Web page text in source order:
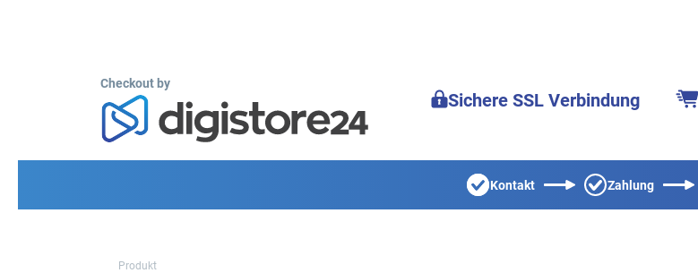
Checkout by
Sichere SSL Verbindung
Kontakt Zahlung
Produkt